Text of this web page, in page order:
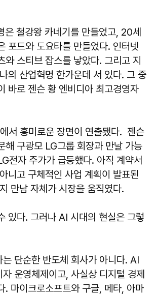
은 철강왕 카네기를 만들었고, 20세
포드와 도요타를 만들었다. 인터넷
와 스티브 잡스를 낳았다. 그리고 지
의 산업혁명 한가운데 서 있다. 그 중
바로 젠슨 황 엔비디아 최고경영자
서 흥미로운 장면이 연출됐다. 젠슨
해 구광모 LG그룹 회장과 만날 가능
전자 주가가 급등했다. 아직 계약서
니고 구체적인 사업 계획이 발표된
만남 자체가 시장을 움직였다.
있다. 그러나 AI 시대의 현실은 그렇
는 단순한 반도체 회사가 아니다. AI
운영체제이고, 사실상 디지털 경제
. 마이크로소프트와 구글, 메타, 아마